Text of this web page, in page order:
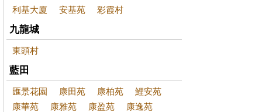
利基大廈 安基苑 彩霞村
九龍城
東頭村
藍田
匯景花園 康田苑 康柏苑
鯉安苑
康華苑
康雅苑 康盈苑
康逸苑